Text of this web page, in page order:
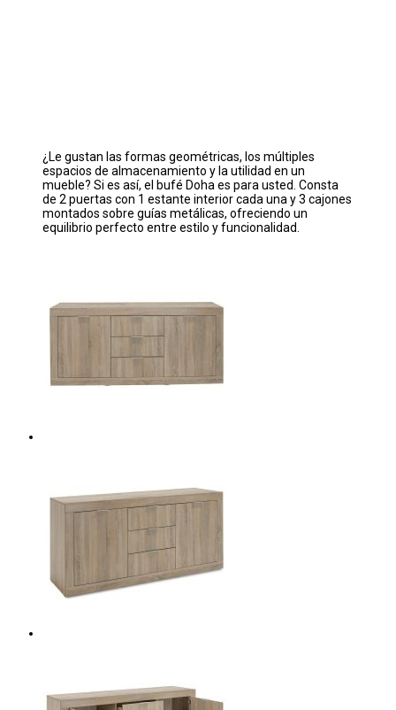
¿Le gustan las formas geométricas, los múltiples
espacios de almacenamiento y la utilidad en un
mueble? Si es así, el bufé Doha es para usted. Consta
de 2 puertas con 1 estante interior cada una y 3 cajones
montados sobre guías metálicas, ofreciendo un
equilibrio perfecto entre estilo y funcionalidad.